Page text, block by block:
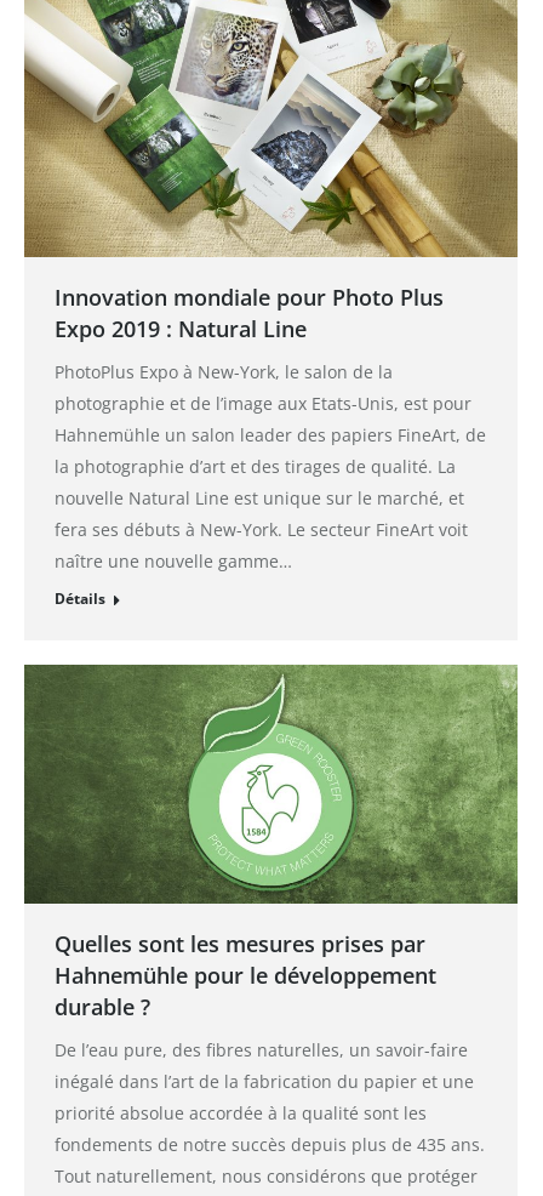
Innovation mondiale pour Photo Plus
Expo 2019 : Natural Line
PhotoPlus Expo à New-York, le salon de la
photographie et de l’image aux Etats-Unis, est pour
Hahnemühle un salon leader des papiers FineArt, de
la photographie d’art et des tirages de qualité. La
nouvelle Natural Line est unique sur le marché, et
fera ses débuts à New-York. Le secteur FineArt voit
naître une nouvelle gamme…
Détails
Quelles sont les mesures prises par
Hahnemühle pour le développement
durable ?
De l’eau pure, des fibres naturelles, un savoir-faire
inégalé dans l’art de la fabrication du papier et une
priorité absolue accordée à la qualité sont les
fondements de notre succès depuis plus de 435 ans.
Tout naturellement, nous considérons que protéger